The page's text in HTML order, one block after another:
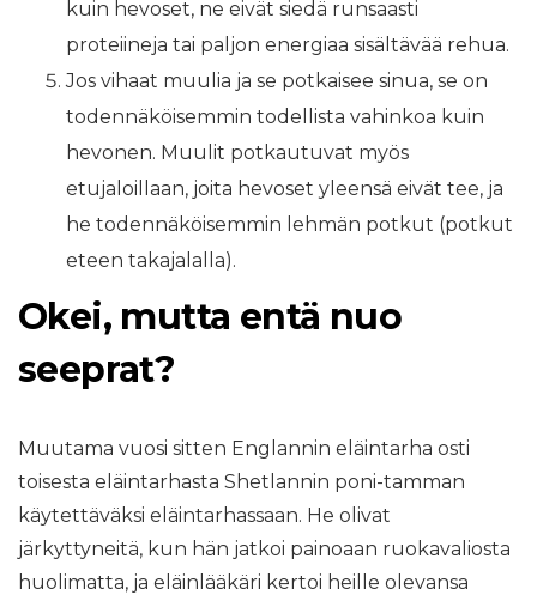
kuin hevoset, ne eivät siedä runsaasti
proteiineja tai paljon energiaa sisältävää rehua.
Jos vihaat muulia ja se potkaisee sinua, se on
todennäköisemmin todellista vahinkoa kuin
hevonen. Muulit potkautuvat myös
etujaloillaan, joita hevoset yleensä eivät tee, ja
he todennäköisemmin lehmän potkut (potkut
eteen takajalalla).
Okei, mutta entä nuo
seeprat?
Muutama vuosi sitten Englannin eläintarha osti
toisesta eläintarhasta Shetlannin poni-tamman
käytettäväksi eläintarhassaan. He olivat
järkyttyneitä, kun hän jatkoi painoaan ruokavaliosta
huolimatta, ja eläinlääkäri kertoi heille olevansa